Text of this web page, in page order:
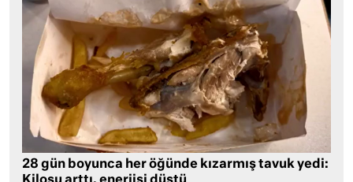
28 gün boyunca her öğünde kızarmış tavuk yedi: